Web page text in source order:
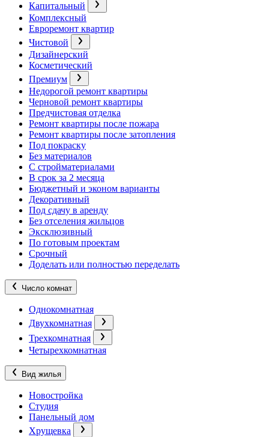
Капитальный
Комплексный
Евроремонт квартир
Чистовой
Дизайнерский
Косметический
Премиум
Недорогой ремонт квартиры
Черновой ремонт квартиры
Предчистовая отделка
Ремонт квартиры после пожара
Ремонт квартиры после затопления
Под покраску
Без материалов
С стройматериалами
В срок за 2 месяца
Бюджетный и эконом варианты
Декоративный
Под сдачу в аренду
Без отселения жильцов
Эксклюзивный
По готовым проектам
Срочный
Доделать или полностью переделать
Число комнат
Однокомнатная
Двухкомнатная
Трехкомнатная
Четырехкомнатная
Вид жилья
Новостройка
Студия
Панельный дом
Хрущевка